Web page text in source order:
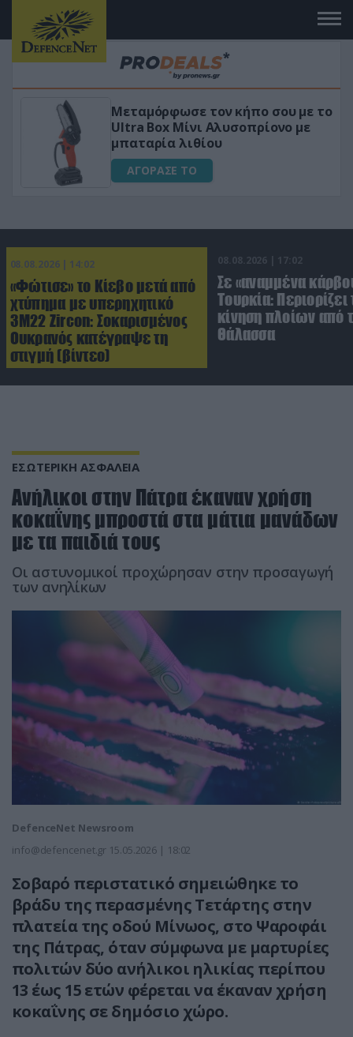
«Μαγική» φόρμουλα τριβόλι + VIP
για αύξηση της λίμπιντο
ΑΓΟΡΑΣΕ ΤΟ
08.08.2026 | 14:02
«Φώτισε» το Κίεβο μετά από
χτύπημα με υπερηχητικό
3M22 Zircon: Σοκαρισμένος
Ουκρανός κατέγραψε τη
στιγμή (βίντεο)
08.08.2026 | 17:02
Σε «αναμμένα
Τουρκία: Περιορίζει
κίνηση πλοίων από
Θάλασσα
ΕΣΩΤΕΡΙΚΗ ΑΣΦΑΛΕΙΑ
Ανήλικοι στην Πάτρα έκαναν χρήση
κοκαΐνης μπροστά στα μάτια μανάδων
με τα παιδιά τους
Οι αστυνομικοί προχώρησαν στην προσαγωγή
των ανηλίκων
DefenceNet Newsroom
info@defencenet.gr 15.05.2026 | 18:02
Σοβαρό περιστατικό σημειώθηκε το
βράδυ της περασμένης Τετάρτης στην
πλατεία της οδού Μίνωος, στο Ψαροφάι
της Πάτρας, όταν σύμφωνα με μαρτυρίες
πολιτών δύο ανήλικοι ηλικίας περίπου
13 έως 15 ετών φέρεται να έκαναν χρήση
κοκαΐνης σε δημόσιο χώρο.